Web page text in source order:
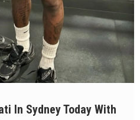
In Sydney Today With